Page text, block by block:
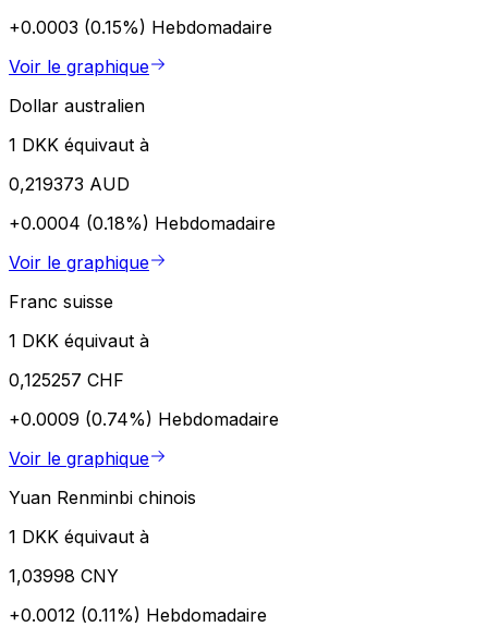
+0.0003 (0.15%) Hebdomadaire
Voir le graphique
Dollar australien
1 DKK équivaut à
0,219373 AUD
+0.0004 (0.18%) Hebdomadaire
Voir le graphique
Franc suisse
1 DKK équivaut à
0,125257 CHF
+0.0009 (0.74%) Hebdomadaire
Voir le graphique
Yuan Renminbi chinois
1 DKK équivaut à
1,03998 CNY
+0.0012 (0.11%) Hebdomadaire